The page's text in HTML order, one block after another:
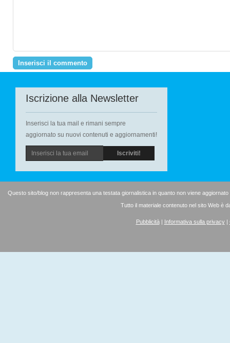
Iscrizione alla Newsletter
Inserisci la tua mail e rimani sempre
aggiornato su nuovi contenuti e aggiornamenti!
Questo sito/blog non rappresenta una testata giornalistica in quanto non viene
Tutto il materiale contenuto nel sito Web è
Pubblicità| Informativa sulla privacy|